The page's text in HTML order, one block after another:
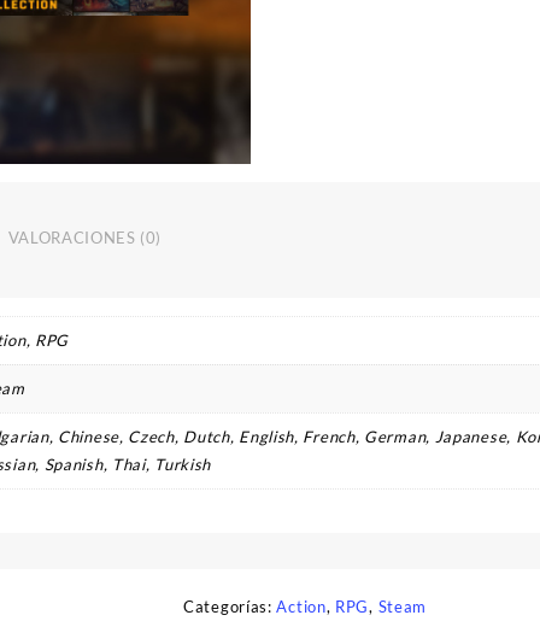
VALORACIONES (0)
RPG
Chinese, Czech, Dutch, English, French, German, Japanese,
Spanish, Thai, Turkish
Categorías:Action, RPG, Steam